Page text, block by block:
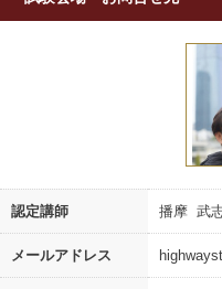
認定講師 播摩 武
メールアドレス